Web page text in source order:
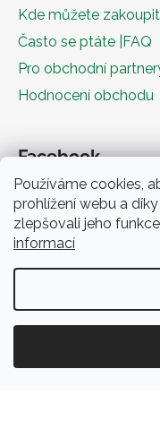
Používáme cookies,
prohlížení webu a
zlepšovali jeho
informací
Kde můžete
Často se ptáte |FAQ
Pro obchodní
Hodnocení obchodu
Facebook
Obchodní
Copyright 2026